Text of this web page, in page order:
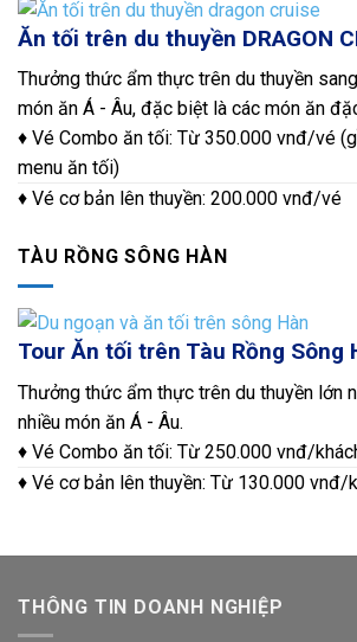
Ăn tối trên du thuyền DRAGON
Thưởng thức ẩm thực trên du thuyền
món ăn Á - Âu, đặc biệt là các món ăn
♦ Vé Combo ăn tối: Từ 350.000 vnđ/vé
menu ăn tối)
♦ Vé cơ bản lên thuyền: 200.000 vnđ/vé
TÀU RỒNG SÔNG HÀN
Tour Ăn tối trên Tàu Rồng Sông
Thưởng thức ẩm thực trên du thuyền lớn
nhiều món ăn Á - Âu.
♦ Vé Combo ăn tối: Từ 250.000 vnđ/
♦ Vé cơ bản lên thuyền: Từ 130.000 vnđ/
THÔNG TIN DOANH NGHIỆP